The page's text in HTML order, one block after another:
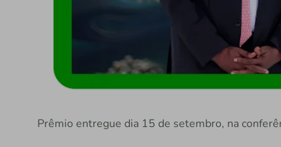
Prêmio entregue dia 15 de setembro, na